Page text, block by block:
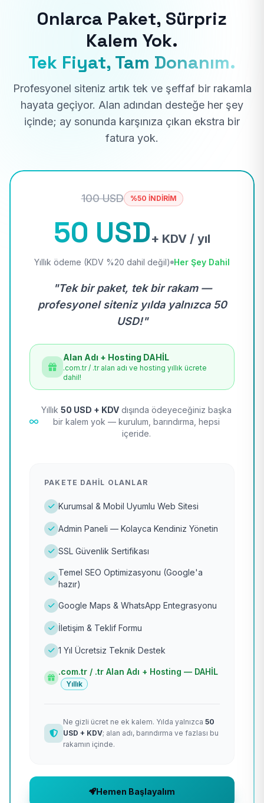
Onlarca Paket, Sürpriz
Kalem Yok.
Tek Fiyat, Tam Donanım.
Profesyonel siteniz artık tek ve şeffaf bir rakamla
hayata geçiyor. Alan adından desteğe her şey
içinde; ay sonunda karşınıza çıkan ekstra bir
fatura yok.
100 USD %50 İNDİRİM
50 USD+ KDV / yıl
Yıllık ödeme (KDV %20 dahil değil) Her Şey Dahil
"Tek bir paket, tek bir rakam —
profesyonel siteniz yılda yalnızca 50
USD!"
Alan Adı + Hosting DAHİL
.com.tr / .tr alan adı ve hosting yıllık ücrete
dahil!
Yıllık 50 USD + KDV dışında ödeyeceğiniz başka
bir kalem yok — kurulum, barındırma, hepsi
içeride.
PAKETE DAHIL OLANLAR
Kurumsal & Mobil Uyumlu Web Sitesi
Admin Paneli — Kolayca Kendiniz Yönetin
SSL Güvenlik Sertifikası
Temel SEO Optimizasyonu (Google'a
hazır)
Google Maps & WhatsApp Entegrasyonu
İletişim & Teklif Formu
1 Yıl Ücretsiz Teknik Destek
.com.tr / .tr Alan Adı + Hosting — DAHİL
Yıllık
Ne gizli ücret ne ek kalem. Yılda yalnızca 50
USD + KDV; alan adı, barındırma ve fazlası bu
rakamın içinde.
Hemen Başlayalım